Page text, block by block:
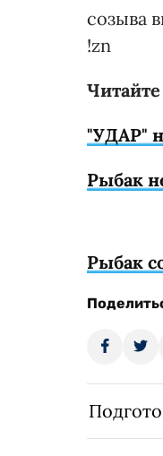
созыва
!zn
"УДАР"
Рыбак
Рыбак